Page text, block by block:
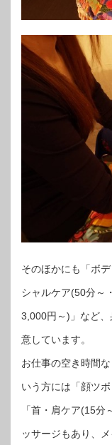
そのほかにも「ボ
シャルケア(50分～
3,000円～)」など
意しています。
お仕事の空き時間
いう方には「顔ツ
「首・肩ケア(15
ッサージもあり、